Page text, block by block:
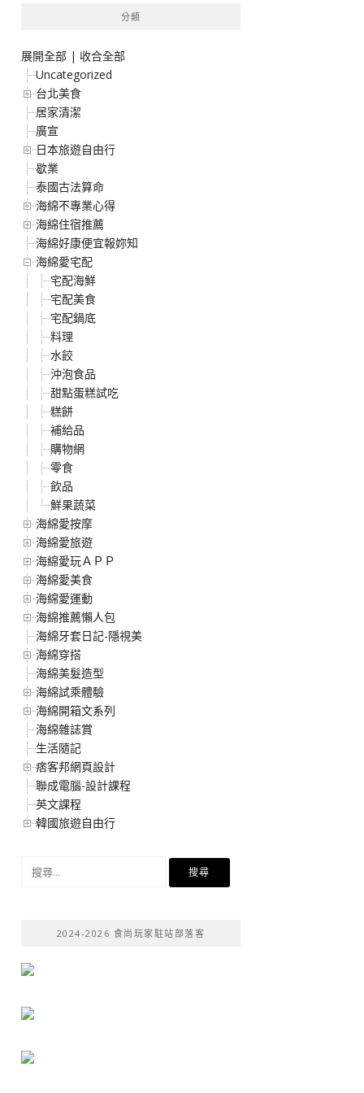
分類
展開全部 | 收合全部
Uncategorized
台北美食
居家清潔
廣宣
日本旅遊自由行
歇業
泰國古法算命
海綿不專業心得
海綿住宿推薦
海綿好康便宜報妳知
海綿愛宅配
宅配海鮮
宅配美食
宅配鍋底
料理
水餃
沖泡食品
甜點蛋糕試吃
糕餅
補給品
購物網
零食
飲品
鮮果蔬菜
海綿愛按摩
海綿愛旅遊
海綿愛玩ＡＰＰ
海綿愛美食
海綿愛運動
海綿推薦懶人包
海綿牙套日記-隱視美
海綿穿搭
海綿美髮造型
海綿試乘體驗
海綿開箱文系列
海綿雜誌賞
生活隨記
痞客邦網頁設計
聯成電腦-設計課程
英文課程
韓國旅遊自由行
2024-2026 食尚玩家駐站部落客